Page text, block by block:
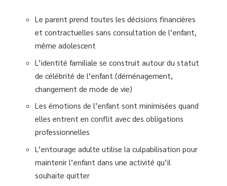
Le parent prend toutes les décisions financières
et contractuelles sans consultation de l’enfant,
même adolescent
L’identité familiale se construit autour du statut
de célébrité de l’enfant (déménagement,
changement de mode de vie)
Les émotions de l’enfant sont minimisées quand
elles entrent en conflit avec des obligations
professionnelles
L’entourage adulte utilise la culpabilisation pour
maintenir l’enfant dans une activité qu’il
souhaite quitter